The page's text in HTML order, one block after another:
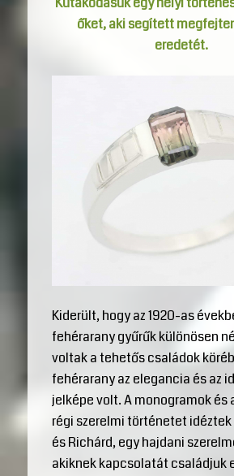
őket, aki segített
eredetét.
Kiderült, hogy az 1920-as
fehérarany gyűrűk különösen
voltak a tehetős családok
fehérarany az elegancia és az
jelképe volt. A monogramok és
régi szerelmi történetet idéztek
és Richárd, egy hajdani
akiknek kapcsolatát családjuk